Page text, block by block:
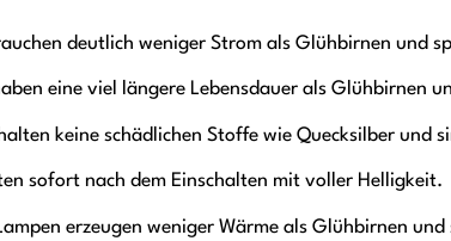
deutlich weniger Strom als Glühbirnen und
eine viel längere Lebensdauer als Glühbirnen
keine schädlichen Stoffe wie Quecksilber und
sofort nach dem Einschalten mit voller Helligkeit.
erzeugen weniger Wärme als Glühbirnen